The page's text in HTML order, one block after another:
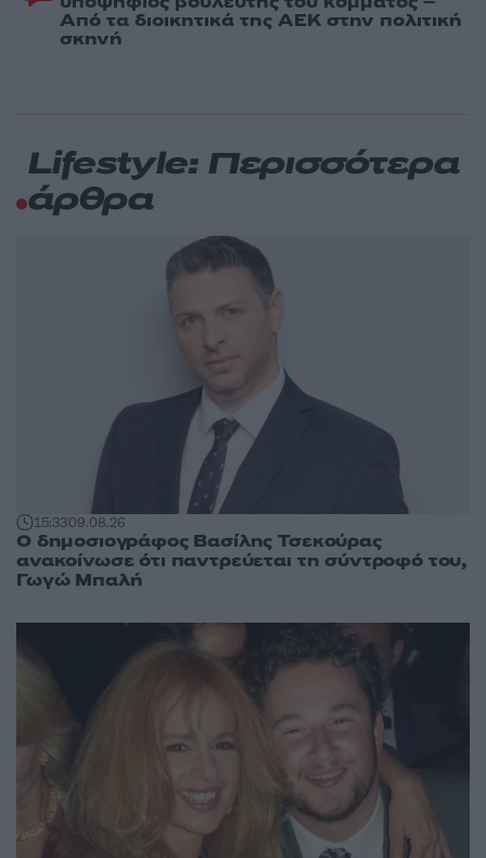
Από τα διοικητικά της ΑΕΚ στην πολιτική
σκηνή
Lifestyle: Περισσότερα
άρθρα
15:3309.08.26
Ο δημοσιογράφος Βασίλης Τσεκούρας
ανακοίνωσε ότι παντρεύεται τη σύντροφό του,
Γωγώ Μπαλή